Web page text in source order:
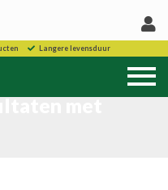
Langere levensduur
met